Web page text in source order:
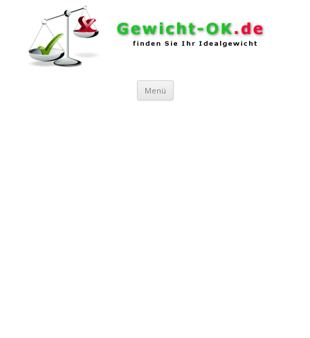
Menü Zum Inhalt springen